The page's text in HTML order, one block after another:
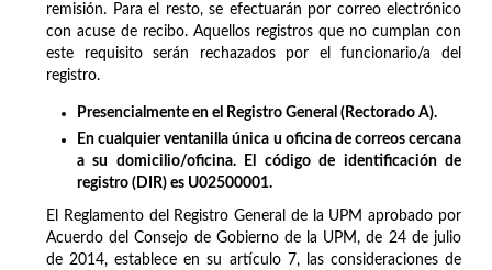
remisión. Para el resto, se efectuarán por correo electrónico
con acuse de recibo. Aquellos registros que no cumplan con
este requisito serán rechazados por el funcionario/a del
registro.
Presencialmente en el Registro General (Rectorado A).
En cualquier ventanilla única u oficina de correos cercana
a su domicilio/oficina. El código de identificación de
registro (DIR) es U02500001.
El Reglamento del Registro General de la UPM aprobado por
Acuerdo del Consejo de Gobierno de la UPM, de 24 de julio
de 2014, establece en su artículo 7, las consideraciones de